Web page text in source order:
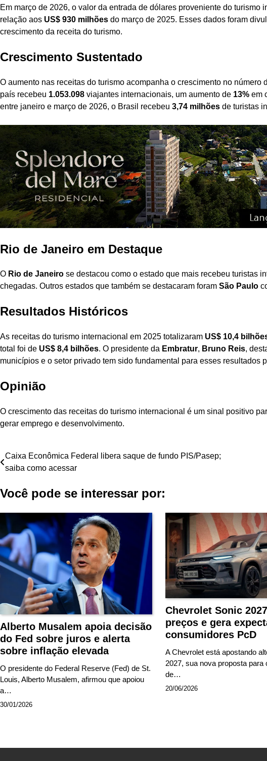
Em março de 2026, o valor da entrada de dólares proveniente do turismo
relação aos US$ 930 milhões do março de 2025. Esses dados foram
crescimento da receita do turismo.
Crescimento Sustentado
O aumento nas receitas do turismo acompanha o crescimento no
país recebeu 1.053.098 viajantes internacionais, um aumento de 13% em
entre janeiro e março de 2026, o Brasil recebeu 3,74 milhões de turistas
Rio de Janeiro em Destaque
O Rio de Janeiro se destacou como o estado que mais recebeu turistas
chegadas. Outros estados que também se destacaram foram São Paulo
Resultados Históricos
As receitas do turismo internacional em 2025 totalizaram US$ 10,4
total foi de US$ 8,4 bilhões. O presidente da Embratur, Bruno Reis,
municípios e o setor privado tem sido fundamental para esses resultados
Opinião
O crescimento das receitas do turismo internacional é um sinal positivo
gerar emprego e desenvolvimento.
Navegação
Post
Caixa Econômica Federal libera saque de fundo PIS/Pasep;
saiba como acessar
Você pode se interessar por:
Alberto Musalem apoia decisão
do Fed sobre juros e alerta
sobre inflação elevada
O presidente do Federal Reserve (Fed) de St.
Louis, Alberto Musalem, afirmou que apoiou
a…
30/01/2026
Chevrolet Sonic
preços e gera
consumidores PcD
A Chevrolet está apostando
2027, sua nova proposta para
de…
20/06/2026